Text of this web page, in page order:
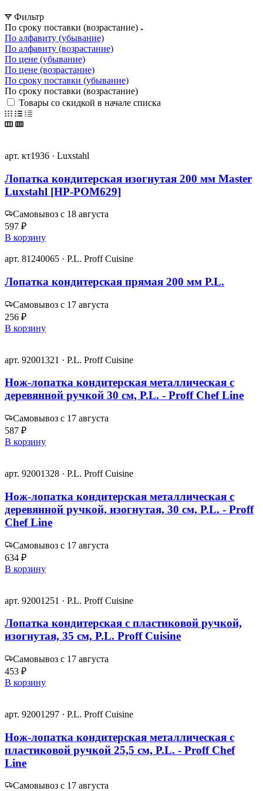
Фильтр
По сроку поставки (возрастание)
По алфавиту (убывание)
По алфавиту (возрастание)
По цене (убывание)
По цене (возрастание)
По сроку поставки (убывание)
По сроку поставки (возрастание)
Товары со скидкой в начале списка
арт. кт1936 · Luxstahl
Лопатка кондитерская изогнутая 200 мм Master
Luxstahl [HP-POM629]
Самовывоз с 18 августа
597 ₽
В корзину
арт. 81240065 · P.L. Proff Cuisine
Лопатка кондитерская прямая 200 мм P.L.
Самовывоз с 17 августа
256 ₽
В корзину
арт. 92001321 · P.L. Proff Cuisine
Нож-лопатка кондитерская металлическая с
деревянной ручкой 30 см, P.L. - Proff Chef Line
Самовывоз с 17 августа
587 ₽
В корзину
арт. 92001328 · P.L. Proff Cuisine
Нож-лопатка кондитерская металлическая с
деревянной ручкой, изогнутая, 30 см, P.L. - Proff
Chef Line
Самовывоз с 17 августа
634 ₽
В корзину
арт. 92001251 · P.L. Proff Cuisine
Лопатка кондитерская с пластиковой ручкой,
изогнутая, 35 см, P.L. Proff Cuisine
Самовывоз с 17 августа
453 ₽
В корзину
арт. 92001297 · P.L. Proff Cuisine
Нож-лопатка кондитерская металлическая с
пластиковой ручкой 25,5 см, P.L. - Proff Chef
Line
Самовывоз с 17 августа